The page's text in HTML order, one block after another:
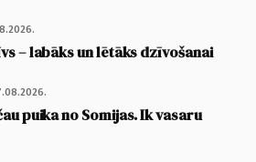
– labāks un lētāks dzīvošanai
puika no Somijas. Ik vasaru